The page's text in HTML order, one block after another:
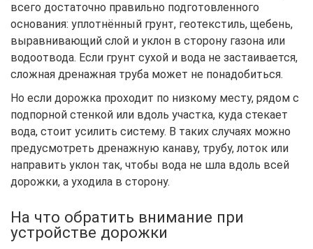
всего достаточно правильно подготовленного
основания: уплотнённый грунт, геотекстиль, щебень,
выравнивающий слой и уклон в сторону газона или
водоотвода. Если грунт сухой и вода не застаивается,
сложная дренажная труба может не понадобиться.
Но если дорожка проходит по низкому месту, рядом с
подпорной стенкой или вдоль участка, куда стекает
вода, стоит усилить систему. В таких случаях можно
предусмотреть дренажную канаву, трубу, лоток или
направить уклон так, чтобы вода не шла вдоль всей
дорожки, а уходила в сторону.
На что обратить внимание при
устройстве дорожки